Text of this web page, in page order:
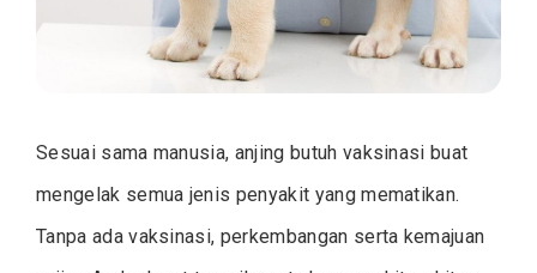
Sesuai sama manusia, anjing butuh vaksinasi buat
mengelak semua jenis penyakit yang mematikan.
Tanpa ada vaksinasi, perkembangan serta kemajuan